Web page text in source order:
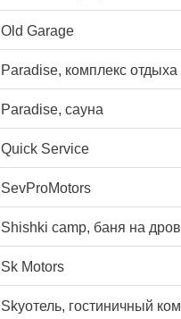
Old Garage
Paradise, комплекс отдыха
Paradise, сауна
Quick Service
SevProMotors
Shishki camp, баня на
Sk Motors
Skyотель, гостиничный